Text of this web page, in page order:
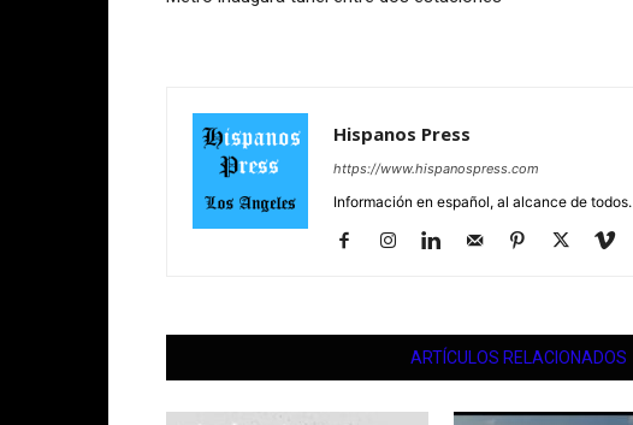
Hispanos Press
https://www.hispanospress.com
Información en español, al alcance de todos.
ARTÍCULOS RELACIONADOS